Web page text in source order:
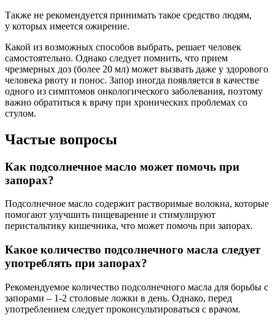
Также не рекомендуется принимать такое средство людям,
у которых имеется ожирение.
Какой из возможных способов выбрать, решает человек
самостоятельно. Однако следует помнить, что прием
чрезмерных доз (более 20 мл) может вызвать даже у здорового
человека рвоту и понос. Запор иногда появляется в качестве
одного из симптомов онкологического заболевания, поэтому
важно обратиться к врачу при хронических проблемах со
стулом.
Частые вопросы
Как подсолнечное масло может помочь при
запорах?
Подсолнечное масло содержит растворимые волокна, которые
помогают улучшить пищеварение и стимулируют
перистальтику кишечника, что может помочь при запорах.
Какое количество подсолнечного масла следует
употреблять при запорах?
Рекомендуемое количество подсолнечного масла для борьбы с
запорами – 1-2 столовые ложки в день. Однако, перед
употреблением следует проконсультироваться с врачом.